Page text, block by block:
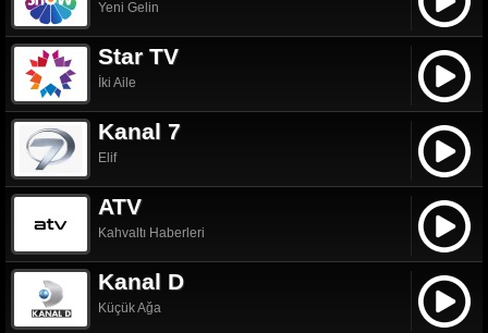
Yeni Gelin
Star TV
İki Aile
Kanal 7
Elif
ATV
Kahvaltı Haberleri
Kanal D
Küçük Ağa